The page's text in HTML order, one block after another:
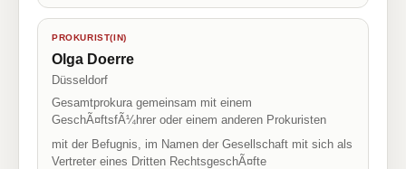
PROKURIST(IN)
Olga Doerre
Düsseldorf
Gesamtprokura gemeinsam mit einem
GeschÃ¤ftsfÃ¼hrer oder einem anderen Prokuristen
mit der Befugnis, im Namen der Gesellschaft mit sich als
Vertreter eines Dritten RechtsgeschÃ¤fte